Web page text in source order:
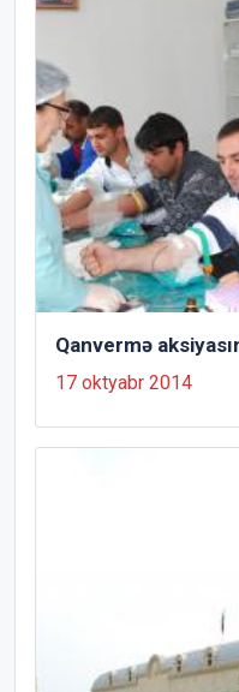
Qanvermə
17 oktyabr 2014